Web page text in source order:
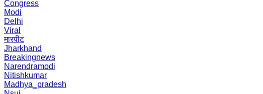
Congress
Modi
Delhi
Viral
मारपीट
Jharkhand
Breakingnews
Narendramodi
Nitishkumar
Madhya_pradesh